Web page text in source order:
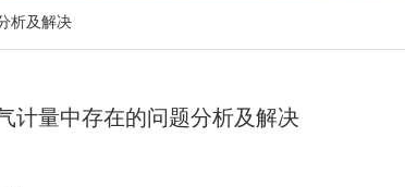
析及解决
计量中存在的问题分析及解决